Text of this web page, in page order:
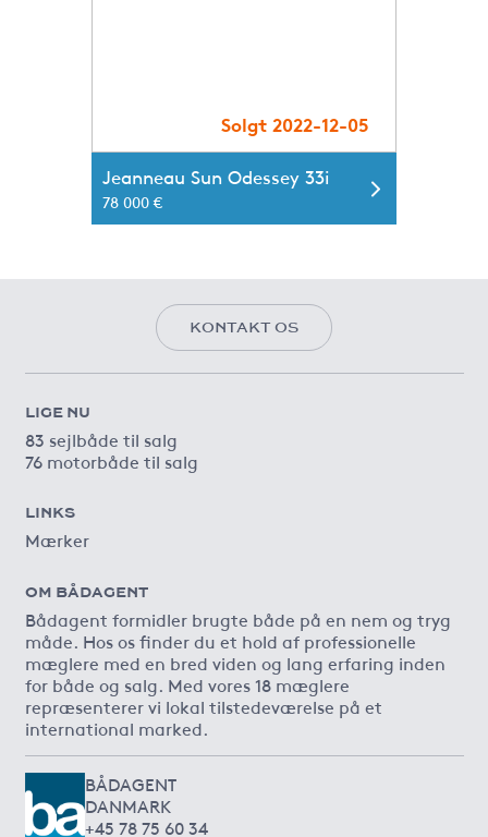
Solgt 2022-12-05
Jeanneau Sun Odessey 33i
78 000 €
KONTAKT OS
LIGE NU
83 sejlbåde til salg
76 motorbåde til salg
LINKS
Mærker
OM BÅDAGENT
Bådagent formidler brugte både på en nem og tryg
måde. Hos os finder du et hold af professionelle
mæglere med en bred viden og lang erfaring inden
for både og salg. Med vores 18 mæglere
repræsenterer vi lokal tilstedeværelse på et
international marked.
BÅDAGENT
DANMARK
+45 78 75 60 34